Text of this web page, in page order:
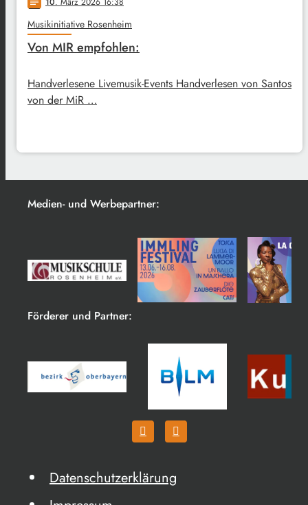
Musikinitiative Rosenheim
Von MIR empfohlen:
Handverlesene Livemusik-Events Handverlesen von Santos
von der MiR …
Medien- und Werbepartner:
Förderer und Partner:
Datenschutzerklärung